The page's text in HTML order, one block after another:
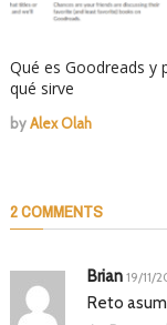
Qué es Goodreads y
qué sirve
byAlex Olah
2 COMMENTS
Brian 19/11/
Reto